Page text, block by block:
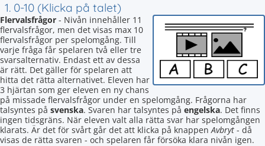
1. 0-10 (Klicka på talet)
Flervalsfrågor - Nivån innehåller 11
flervalsfrågor, men det visas max 10
flervalsfrågor per spelomgång. Till
varje fråga får spelaren två eller tre
svarsalternativ. Endast ett av dessa
är rätt. Det gäller för spelaren att
hitta det rätta alternativet. Eleven har
3 hjärtan som ger eleven en ny chans
på missade flervalsfrågor under en spelomgång. Frågorna har
talsyntes på svenska. Svaren har talsyntes på engelska. Det finns
ingen tidsgräns. När eleven valt alla rätta svar har spelomgången
klarats. Är det för svårt går det att klicka på knappenAvbryt - då
visas de rätta svaren - och spelaren får försöka klara nivån igen.